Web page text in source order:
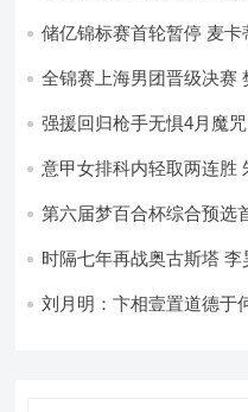
储亿锦标赛首轮暂停 麦
全锦赛上海男团晋级决赛
强援回归枪手无惧4月魔
意甲女排科内轻取两连胜
第六届梦百合杯综合预选
时隔七年再战奥古斯塔
刘月明：卞相壹置道德于